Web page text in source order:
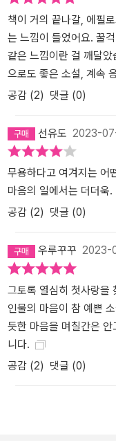
로 한 걸음 나아갈 힘을
고. 미처 눈치채지 못했
기 내어 다가갈 힘이 차올랐을 거라고. 『눈
지 비극으로 인해 멀어
린 화해라는 쉽지 않은
그려져 있다. 그 진중한
전달되어 더욱 상냥하고
으로 전환된다. 허구의
로 소설이 우리에게 줄
책이 거의 끝나갈, 에필
는 느낌이 들었어요. 꿀
같은 느낌이란 걸 깨달
으로도 좋은 소설, 계속
공감 (2) 댓글 (0)
선유도 2023-
무용하다고 여겨지는 어
마음의 일에서는 더더욱.
공감 (2) 댓글 (0)
우루꾸꾸 2023-
그토록 열심히 첫사랑을
인물의 마음이 참 예쁜
듯한 마음을 며칠간은
니다.
공감 (2) 댓글 (0)